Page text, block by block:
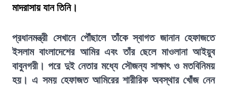
মাদরাসায় যান তিনি।
প্রধানমন্ত্রী সেখানে পৌঁছালে তাঁকে স্বাগত জানান হেফাজতে
ইসলাম বাংলাদেশের আমির এবং তাঁর ছেলে মাওলানা আইয়ুব
বাবুনগরী। পরে দুই নেতার মধ্যে সৌজন্য সাক্ষাৎ ও মতবিনিময়
হয়। এ সময় হেফাজত আমিরের শারীরিক অবস্থার খোঁজ নেন